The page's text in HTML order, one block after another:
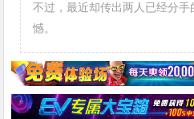
不过，最近却传出两人已经分
憾。